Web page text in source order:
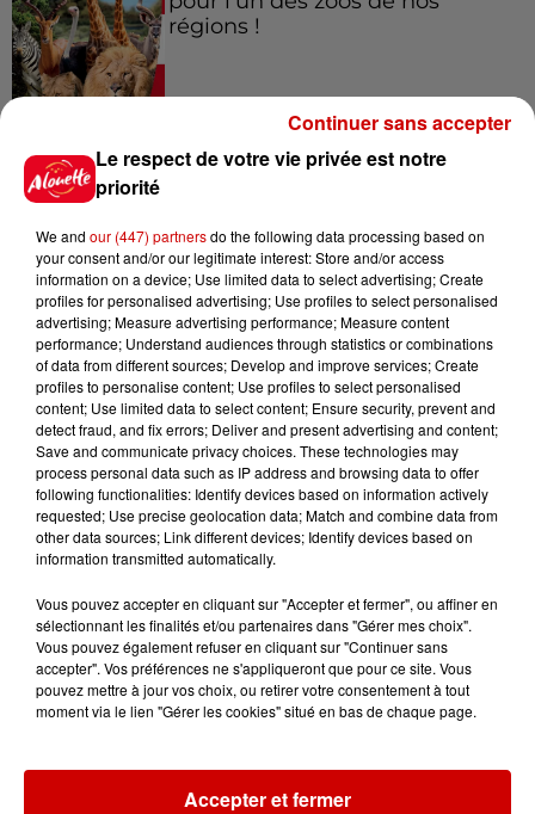
régions !
Destination Vacances - Gagnez
votre séjour en famille au cœur
Destination Vacances : inscrivez-
vous !
Podcasts Voir plus
Kelly Massol, figure
l'entrepreneuriat féminin
Aménager un school bus au
Boston,...
Le respect de votre vie privée est notre
priorité
We and our (447) partnersdo the following data processing based on
your consent and/or our legitimate interest: Store and/or access
information on a device; Use limited data to select advertising; Create
profiles for personalised advertising; Use profiles to select personalised
advertising; Measure advertising performance; Measure content
performance; Understand audiences through statistics or combinations
of data from different sources; Develop and improve services; Create
profiles to personalise content; Use profiles to select personalised
content; Use limited data to select content; Ensure security, prevent and
detect fraud, and fix errors; Deliver and present advertising and content;
Save and communicate privacy choices. These technologies may
process personal data such as IP address and browsing data to offer
following functionalities: Identify devices based on information actively
requested; Use precise geolocation data; Match and combine data from
other data sources; Link different devices; Identify devices based on
information transmitted automatically.
Vous pouvez accepter en cliquant sur "Accepter et fermer", ou affiner en
sélectionnant les finalités et/ou partenaires dans "Gérer mes choix".
Vous pouvez également refuser en cliquant sur "Continuer sans
accepter". Vos préférences ne s'appliqueront que pour ce site. Vous
pouvez mettre à jour vos choix, ou retirer votre consentement à tout
moment via le lien "Gérer les cookies" situé en bas de chaque page.
Accepter et fermer
Continuer sans accepter